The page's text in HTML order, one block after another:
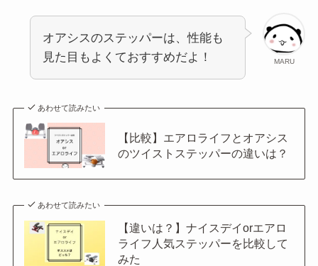
MARU
オアシスのステッパーは、性能も
見た目もよくておすすめだよ！
あわせて読みたい
【比較】エアロライフとオアシス
のツイストステッパーの違いは？
あわせて読みたい
【違いは？】ナイスデイorエアロ
ライフ人気ステッパーを比較して
みた